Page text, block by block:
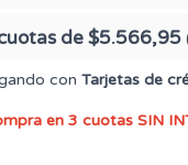
de$5.566,95
con Tarjetas de
en 3 cuotas SIN